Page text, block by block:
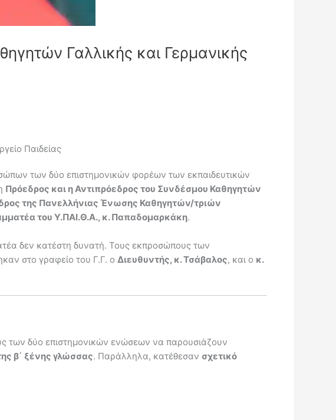
Γαλλικής και Γερμανικής
Παιδείας
των δύο επιστημονικών φορέων των εκπαιδευτικών
Πρόεδρος και η Αντιπρόεδρος του Συνδέσμου Καθηγητών
της Πανελλήνιας Ένωσης Καθηγητών/τριών
του Υ.ΠΑΙ.Θ.Α., κ. Παπαδομαρκάκη.
δεν κατέστη δυνατή. Τους εκπροσώπους των
στο γραφείο του Γ.Γ. ο Διευθυντής, κ. Τσάβαλος, και ο κ.
των δύο επιστημονικών ενώσεων να παρουσιάζουν
β΄ ξένης γλώσσας. Παράλληλα, κατέθεσαν σχετικό